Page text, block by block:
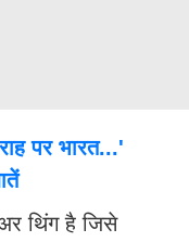
पर भारत...'
थिंग है जिसे